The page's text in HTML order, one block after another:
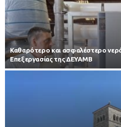
Καθαρότερο και ασφαλέστερο
Επεξεργασίας της ΔΕΥΑΜΒ